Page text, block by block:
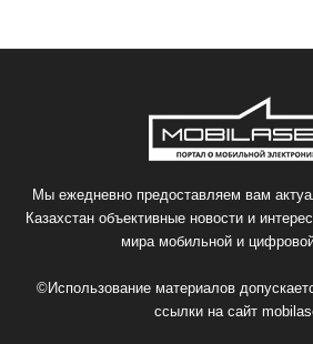
Мы ежедневно предоставляем вам
Казахстан объективные новости и
мира мобильной и цифровой
©Использование материалов
ссылки на сайт